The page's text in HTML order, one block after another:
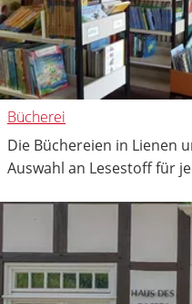
Bücherei
Die Büchereien in Lienen
Auswahl an Lesestoff für